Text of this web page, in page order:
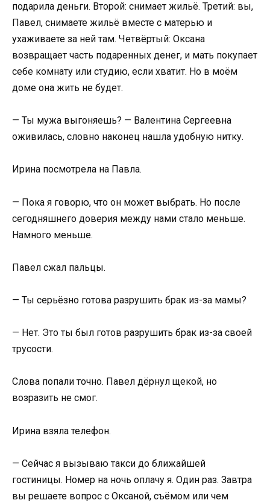
подарила деньги. Второй: снимает жильё. Третий: вы,
Павел, снимаете жильё вместе с матерью и
ухаживаете за ней там. Четвёртый: Оксана
возвращает часть подаренных денег, и мать покупает
себе комнату или студию, если хватит. Но в моём
доме она жить не будет.
— Ты мужа выгоняешь? — Валентина Сергеевна
оживилась, словно наконец нашла удобную нитку.
Ирина посмотрела на Павла.
— Пока я говорю, что он может выбрать. Но после
сегодняшнего доверия между нами стало меньше.
Намного меньше.
Павел сжал пальцы.
— Ты серьёзно готова разрушить брак из-за мамы?
— Нет. Это ты был готов разрушить брак из-за своей
трусости.
Слова попали точно. Павел дёрнул щекой, но
возразить не смог.
Ирина взяла телефон.
— Сейчас я вызываю такси до ближайшей
гостиницы. Номер на ночь оплачу я. Один раз. Завтра
вы решаете вопрос с Оксаной, съёмом или чем